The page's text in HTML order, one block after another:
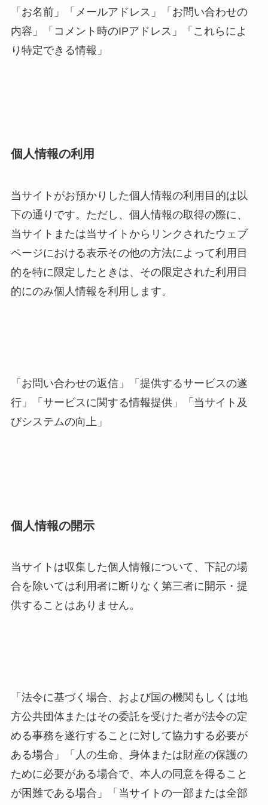
「お名前」「メールアドレス」「お問い合わせの
内容」「コメント時のIPアドレス」「これらによ
り特定できる情報」
個人情報の利用
当サイトがお預かりした個人情報の利用目的は以
下の通りです。ただし、個人情報の取得の際に、
当サイトまたは当サイトからリンクされたウェブ
ページにおける表示その他の方法によって利用目
的を特に限定したときは、その限定された利用目
的にのみ個人情報を利用します。
「お問い合わせの返信」「提供するサービスの遂
行」「サービスに関する情報提供」「当サイト及
びシステムの向上」
個人情報の開示
当サイトは収集した個人情報について、下記の場
合を除いては利用者に断りなく第三者に開示・提
供することはありません。
「法令に基づく場合、および国の機関もしくは地
方公共団体またはその委託を受けた者が法令の定
める事務を遂行することに対して協力する必要が
ある場合」「人の生命、身体または財産の保護の
ために必要がある場合で、本人の同意を得ること
が困難である場合」「当サイトの一部または全部